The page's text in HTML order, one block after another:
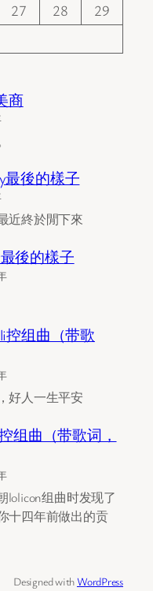
27 28
29
商
最後的樣子
近終於閒下來
後的樣子
控组曲（带歌
好人一生平安
组曲（带歌词，
lolicon组曲时发现了
十四年前做出的贡
Designed withWordPress